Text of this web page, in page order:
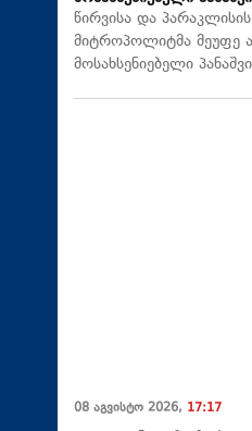
წირვისა და
მიტროპოლიტმა მეუფე
მოსახსენიებელი
08 აგვისტო 2026, 17:17